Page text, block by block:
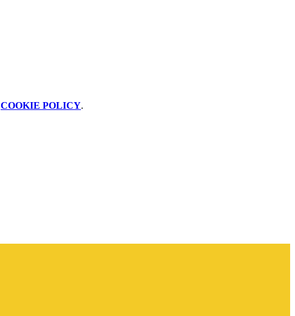
COOKIE POLICY.